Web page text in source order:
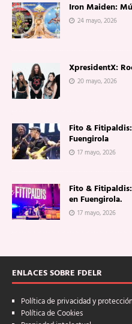
Iron Maiden:
24 mayo, 2026
XpresidentX:
20 mayo, 2026
Fito &
Fuengirola
17 mayo, 2026
Fito &
en Fuengirola.
17 mayo, 2026
ENLACES SOBRE FDELR
Política de privacidad y
Política de Cookies